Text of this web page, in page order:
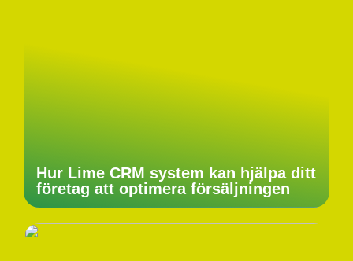
Hur Lime CRM system kan hjälpa ditt
företag att optimera försäljningen